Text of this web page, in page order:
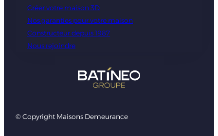
Créer votre maison 3D
Nos garanties pour votre maison
Constructeur depuis 1987
Nous rejoindre
© Copyright Maisons Demeurance